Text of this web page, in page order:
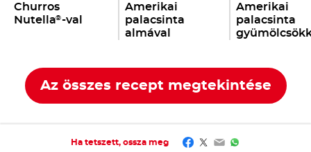
Churros
Nutella®-val
Amerikai
palacsinta
almával
Amerikai
palacsinta
Az összes recept megtekintése
Ha tetszett, ossza meg Facebook
Twitter
EmailWhatsApp